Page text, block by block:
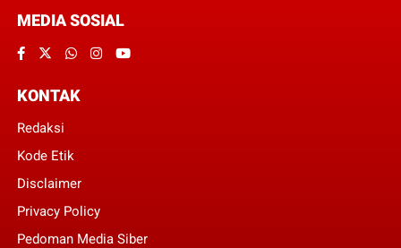
MEDIA SOSIAL
KONTAK
Redaksi
Kode Etik
Disclaimer
Privacy Policy
Pedoman Media Siber